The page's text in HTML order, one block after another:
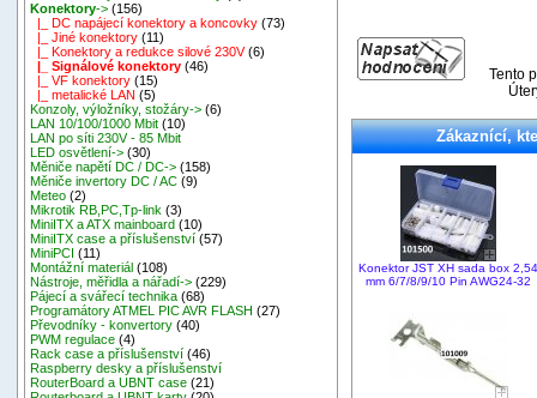
Konektory-> (156)
|_ DC napájecí konektory a koncovky (73)
|_ Jiné konektory (11)
|_ Konektory a redukce silové 230V(6)
|_ Signálové konektory (46)
|_ VF konektory (15)
|_ metalické LAN (5)
Konzoly, výložníky, stožáry-> (6)
LAN 10/100/1000 Mbit (10)
LAN po síti 230V - 85 Mbit
LED osvětlení-> (30)
Měniče napětí DC / DC-> (158)
Měniče invertory DC / AC (9)
Meteo (2)
Mikrotik RB,PC,Tp-link (3)
MiniITX a ATX mainboard (10)
MiniITX case a příslušenství (57)
MiniPCI (11)
Montážní materiál (108)
Nástroje, měřidla a nářadí-> (229)
Pájecí a svářecí technika (68)
Programátory ATMEL PIC AVR FLASH (27)
Převodníky - konvertory (40)
PWM regulace (4)
Rack case a příslušenství (46)
Raspberry desky a příslušenství
RouterBoard a UBNT case (21)
Tento
Zákaznící,
Konektor JST XH sada box 2,54
mm 6/7/8/9/10 Pin AWG24-32